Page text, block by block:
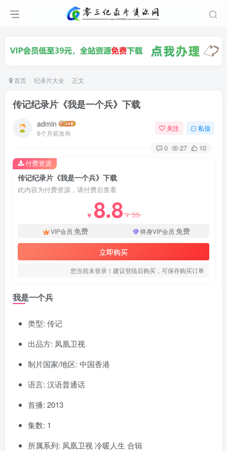
首页 纪录片大全 正文
传记纪录片《我是一个兵》下载
admin
6个月前发布
关注 私信
0 27 10
传记纪录片《我是一个兵》下载
此内容为付费资源，请付费后查看
￥ 8.8￥35
VIP会员 免费 终身VIP会员 免费
立即购买
您当前未登录！建议登陆后购买，可保存购买订单
付费资源
我是一个兵
类型: 传记
出品方: 凤凰卫视
制片国家/地区: 中国香港
语言: 汉语普通话
首播: 2013
集数: 1
所属系列: 凤凰卫视 冷暖人生 合辑